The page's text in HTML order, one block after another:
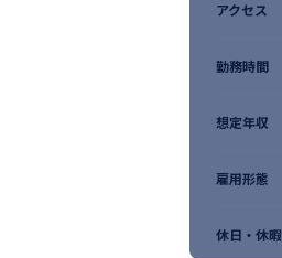
アクセス
勤務時間
想定年収
雇用形態
休日・休暇